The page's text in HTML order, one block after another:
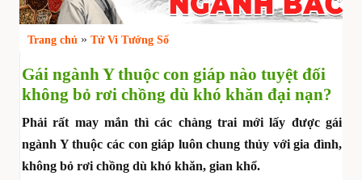
Trang chủ » Tử Vi Tướng Số
Gái ngành Y thuộc con giáp nào tuyệt đối
không bỏ rơi chồng dù khó khăn đại nạn?
Phải rất may mắn thì các chàng trai mới lấy được gái
ngành Y thuộc các con giáp luôn chung thủy với gia đình,
không bỏ rơi chồng dù khó khăn, gian khổ.